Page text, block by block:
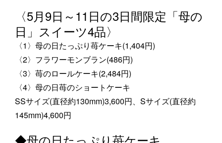
〈5月9日～11日の3日間限定「母の
日」スイーツ4品〉
〈1〉母の日たっぷり苺ケーキ(1,404円)
〈2〉フラワーモンブラン(486円)
〈3〉苺のロールケーキ(2,484円)
〈4〉母の日苺のショートケーキ
SSサイズ(直径約130mm)3,600円、Sサイズ(直径約
145mm)4,600円